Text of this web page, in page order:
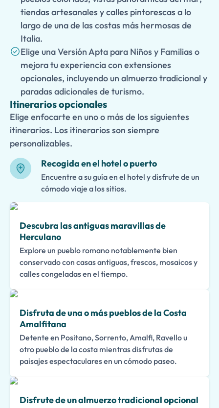
tiendas artesanales y calles pintorescas a lo
largo de una de las costas más hermosas de
Italia.
Elige una Versión Apta para Niños y Familias o
mejora tu experiencia con extensiones
opcionales, incluyendo un almuerzo tradicional y
paradas adicionales de turismo.
Itinerarios opcionales
Elige enfocarte en uno o más de los siguientes
itinerarios. Los itinerarios son siempre
personalizables.
Recogida en el hotel o puerto
Encuentre a su guía en el hotel y disfrute de un
cómodo viaje a los sitios.
Descubra las antiguas maravillas de
Herculano
Explore un pueblo romano notablemente bien
conservado con casas antiguas, frescos, mosaicos y
calles congeladas en el tiempo.
Disfruta de una o más pueblos de la Costa
Amalfitana
Detente en Positano, Sorrento, Amalfi, Ravello u
otro pueblo de la costa mientras disfrutas de
paisajes espectaculares en un cómodo paseo.
Disfrute de un almuerzo tradicional opcional